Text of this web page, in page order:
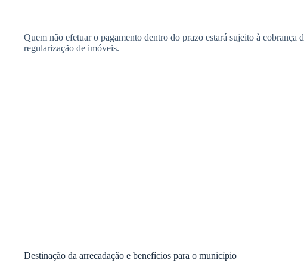
Quem não efetuar o pagamento dentro do prazo estará sujeito à
regularização de imóveis.
Destinação da arrecadação e benefícios para o município